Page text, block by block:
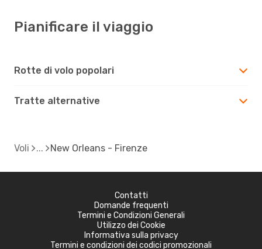
Pianificare il viaggio
Rotte di volo popolari
Tratte alternative
Voli New Orleans - Firenze
Contatti
Domande frequenti
Termini e Condizioni Generali
Utilizzo dei Cookie
Informativa sulla privacy
Termini e condizioni dei codici promozionali